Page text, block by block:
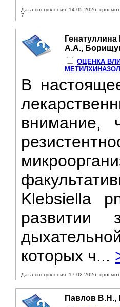
Дата поступления: 14-05-2026,
7
А.А.,
ОЦЕНКА
В
внимание,
Klebsiella
развитии
которых ч...
Дата поступления: 17-02-2026,
Павлов В.Н.,